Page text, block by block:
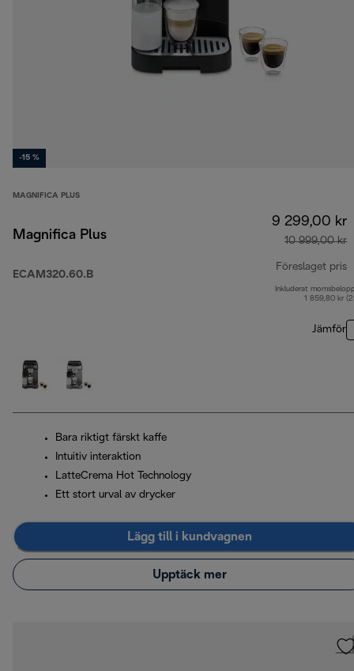
-15 %
MAGNIFICA PLUS
Magnifica Plus
ECAM320.60.B
9 299,00 kr
10 999,00 kr
Föreslaget pris
Inkluderat
1 859,80 kr
Jämför
Bara riktigt färskt kaffe
Intuitiv interaktion
LatteCrema Hot Technology
Ett stort urval av drycker
Lägg till i kundvagnen
Upptäck mer